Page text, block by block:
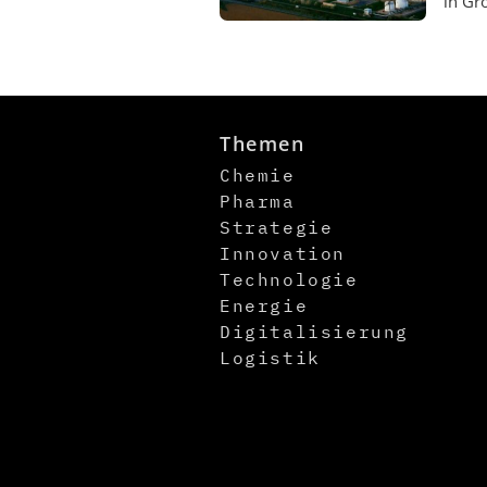
Themen
Chemie
Pharma
Strategie
Innovation
Technologie
Energie
Digitalisierung
Logistik